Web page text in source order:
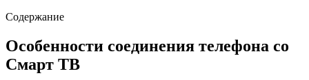
Содержание
Особенности соединения телефона со
Смарт ТВ